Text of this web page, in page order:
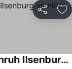
Partilhar
Luxus Hotel Design Villa Ottilienruh Ilsenburg im Harz